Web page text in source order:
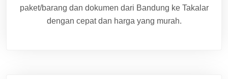
paket/barang dan dokumen dari Bandung ke Takalar
dengan cepat dan harga yang murah.